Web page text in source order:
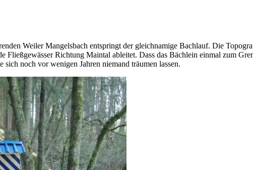
Weiler Mangelsbach entspringt der gleichnamige Bachlauf. Die
Fließgewässer Richtung Maintal ableitet. Dass das Bächlein einmal zum
noch vor wenigen Jahren niemand träumen lassen.